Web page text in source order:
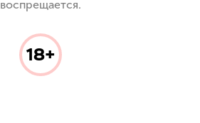
воспрещается.
18+